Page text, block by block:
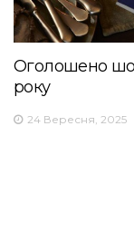
Оголошено
року
24 Вересня, 2025